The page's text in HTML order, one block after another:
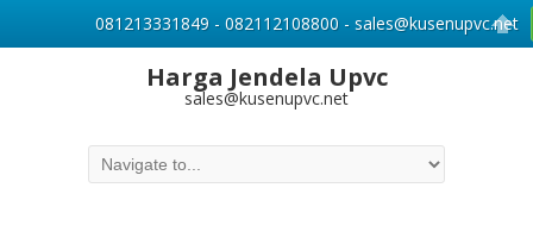
Harga Jendela Upvc
sales@kusenupvc.net
081213331849 - 082112108800 - sales@kusenupvc.net